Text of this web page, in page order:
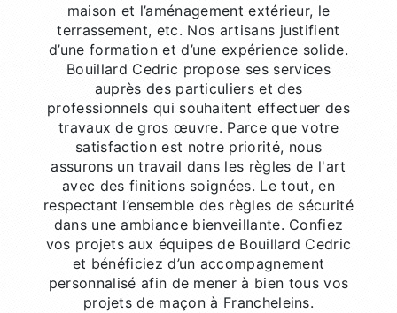
maison et l’aménagement extérieur, le
terrassement, etc. Nos artisans justifient
d’une formation et d’une expérience solide.
Bouillard Cedric propose ses services
auprès des particuliers et des
professionnels qui souhaitent effectuer des
travaux de gros œuvre. Parce que votre
satisfaction est notre priorité, nous
assurons un travail dans les règles de l'art
avec des finitions soignées. Le tout, en
respectant l’ensemble des règles de sécurité
dans une ambiance bienveillante. Confiez
vos projets aux équipes de Bouillard Cedric
et bénéficiez d’un accompagnement
personnalisé afin de mener à bien tous vos
projets de maçon à Francheleins.